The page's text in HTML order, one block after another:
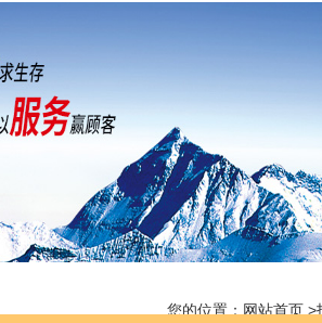
您的位置： 网站首页 >